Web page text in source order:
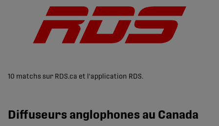
10 matchs sur RDS.ca et l'application RDS.
Diffuseurs anglophones au Canada